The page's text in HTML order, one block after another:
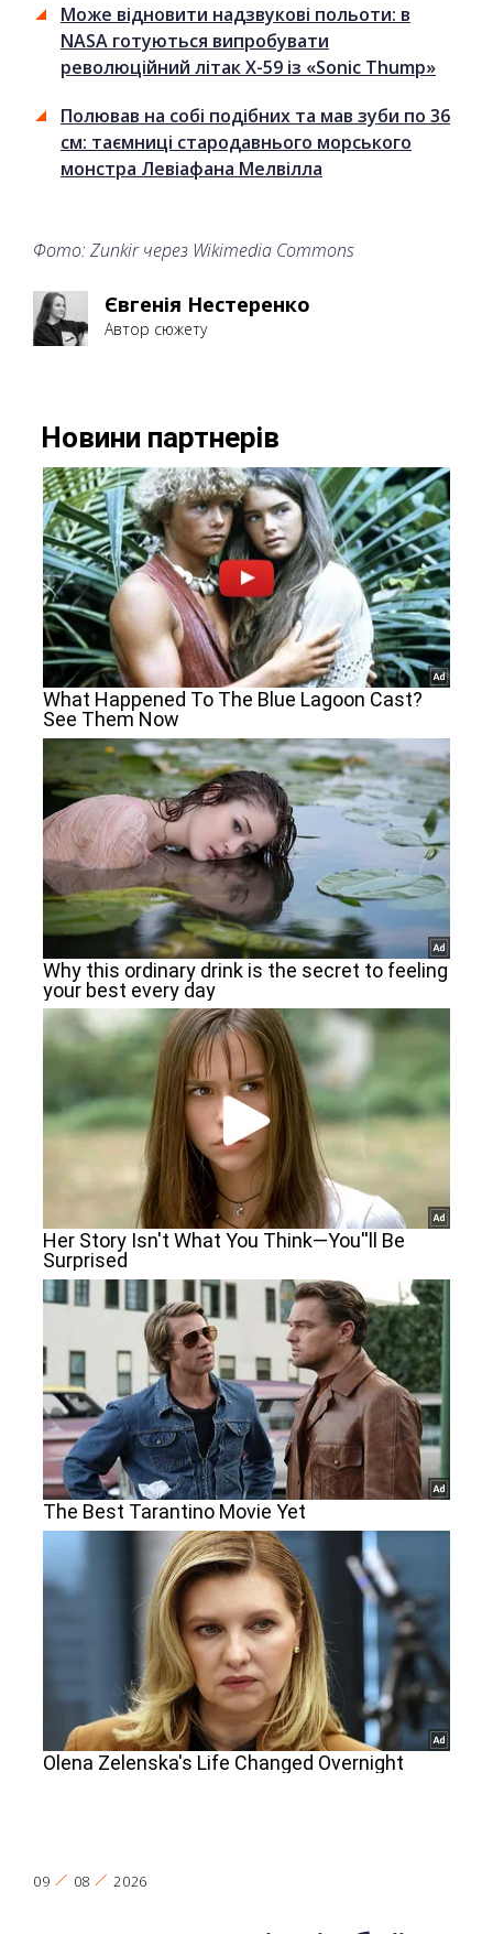
Може відновити надзвукові польоти: в
NASA готуються випробувати
революційний літак X-59 із «Sonic Thump»
Полював на собі подібних та мав зуби по 36
см: таємниці стародавнього морського
монстра Левіафана Мелвілла
Фото: Zunkir через Wikimedia Commons
Євгенія Нестеренко
Автор сюжету
09 08 2026